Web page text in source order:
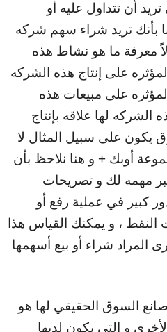
أن تتداول عليه أو
بأنك تريد شراء سهم شركه
معرفة ما هو نشاط هذه
على إنتاج هذه الشركه
على مبيعات هذه
الشركه لها علاقه بإنتاج
يكون على سبيل المثال لا
أوبك + و هنا نلاحظ بأن
مهمه لك و تصريحات
كبير في عملية رفع أو
، و يمكنك القياس هذا
المراد شراء أو بيع أسهمها
السوق الحقيقي لها هو
و التي يكون لديها